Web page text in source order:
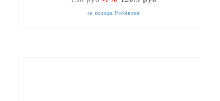
со склада Робинзон